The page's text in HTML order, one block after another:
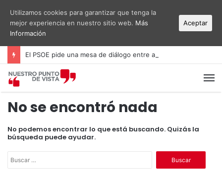
No se encontró nada
No podemos encontrar lo que está buscando. Quizás la
búsqueda puede ayudar.
Utilizamos cookies para garantizar que tenga la
mejor experiencia en nuestro sitio web. Más
Información
Aceptar